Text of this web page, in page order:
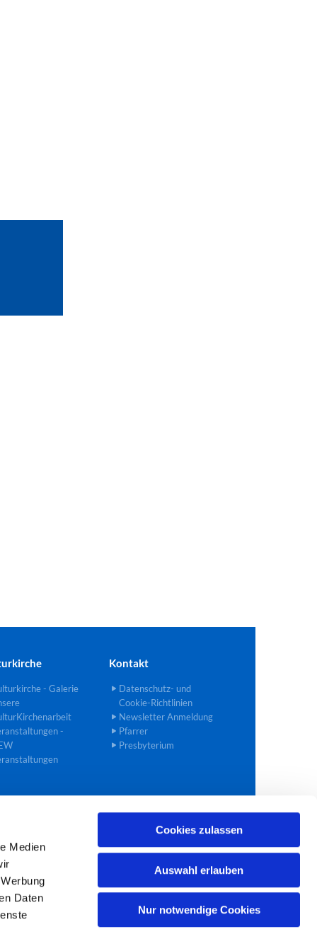
Medien
Daten
Cookies zulassen
Auswahl erlauben
Nur notwendige Cookies
- Galerie
-
Kontakt
Datenschutz- und
Cookie-Richtlinien
Newsletter Anmeldung
Pfarrer
Presbyterium
bedburg@ekir.de